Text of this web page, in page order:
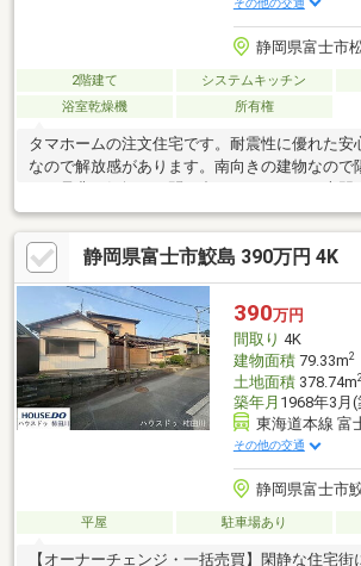
その他の交通
静岡県富士市
2階建て システムキッチン
浴室乾燥機
所有権
タマホームの注文住宅です。耐震性に優れた安
なので解放感があります。南向きの建物なので
寧に対応いたします。
静岡県富士市鮫島 390万円 4K
390万円
間取り 4K
建物面積79.33m2
土地面積378.74m
築年月 1968年3月
東海道本線 富
その他の交通
静岡県富士市
平屋 駐車場あり
【オーナーチェンジ・一括売買】閑静な住宅街